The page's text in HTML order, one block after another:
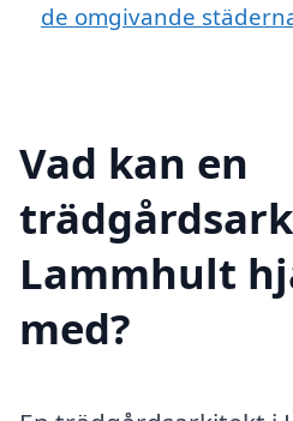
de omgivande
Vad kan en
Lammhult
med?